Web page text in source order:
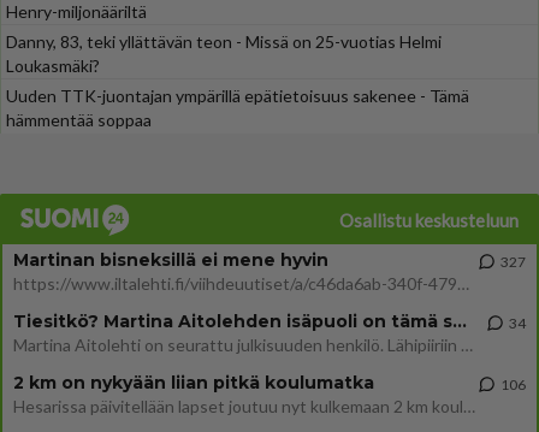
Henry-miljonääriltä
Danny, 83, teki yllättävän teon - Missä on 25-vuotias Helmi
Loukasmäki?
Uuden TTK-juontajan ympärillä epätietoisuus sakenee - Tämä
hämmentää soppaa
Osallistu keskusteluun
Martinan bisneksillä ei mene hyvin
https://www.iltalehti.fi/viihdeuutiset/a/c46da6ab-340f-4790-aaa7-0865eed2336 Yrityksen konkurssihakemus on tullut kärä
327
Tiesitkö? Martina Aitolehden isäpuoli on tämä suosittu laulaja
Martina Aitolehti on seurattu julkisuuden henkilö. Lähipiiriin mahtuu muitakin tunnettuja henkilöitä. Tiesitkö, että Ma
34
2 km on nykyään liian pitkä koulumatka
Hesarissa päivitellään lapset joutuu nyt kulkemaan 2 km kouluun jösses. Ruostefillarilla tuo matka menee vaikka miten äk
106